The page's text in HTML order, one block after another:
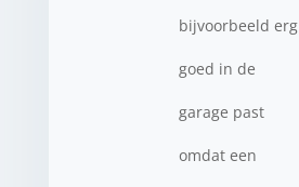
bijvoorbeeld erg
goed in de
garage past
omdat een